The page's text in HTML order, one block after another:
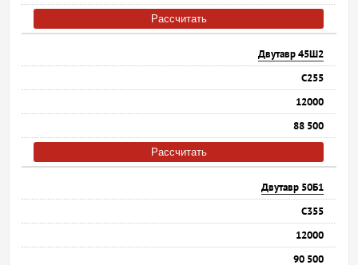
Рассчитать
Двутавр 45Ш2
С255
12000
88 500
Рассчитать
Двутавр 50Б1
С355
12000
90 500